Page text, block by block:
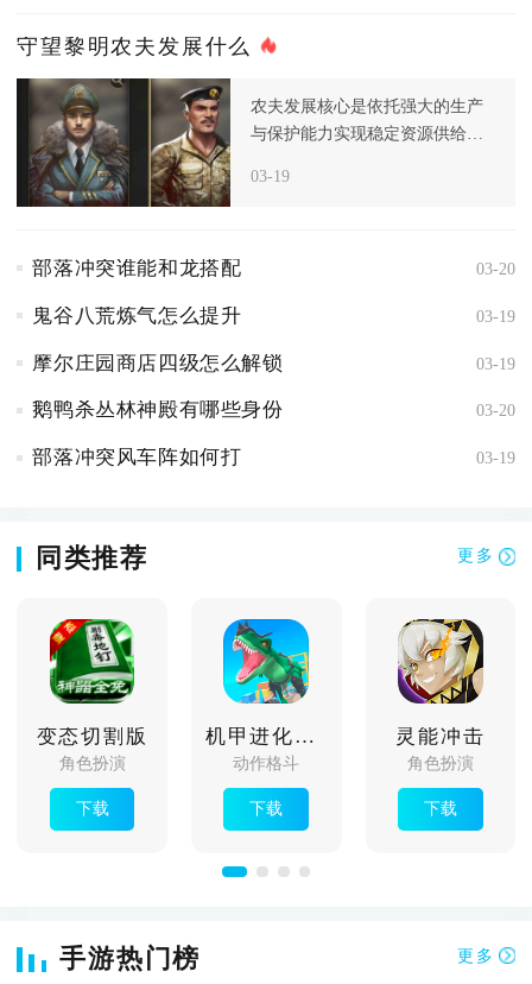
守望黎明农夫发展什么
农夫发展核心是依托强大的生产
与保护能力实现稳定资源供给，
源和食
03-19
部落冲突谁能和龙搭配 03-20
鬼谷八荒炼气怎么提升 03-19
摩尔庄园商店四级怎么解锁 03-19
鹅鸭杀丛林神殿有哪些身份 03-20
部落冲突风车阵如何打 03-19
同类推荐 更多
变态切割版
角色扮演
下载
机甲进化对决
动作格斗
下载
灵能冲击
角色扮演
下载
手游热门榜 更多